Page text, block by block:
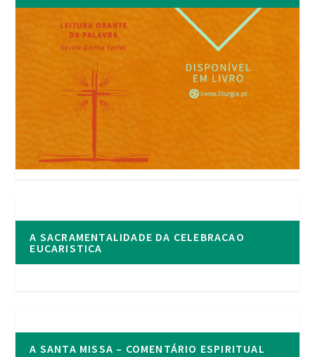
A SACRAMENTALIDADE DA CELEBRACAO
EUCARISTICA
A SANTA MISSA – COMENTÁRIO ESPIRITUAL